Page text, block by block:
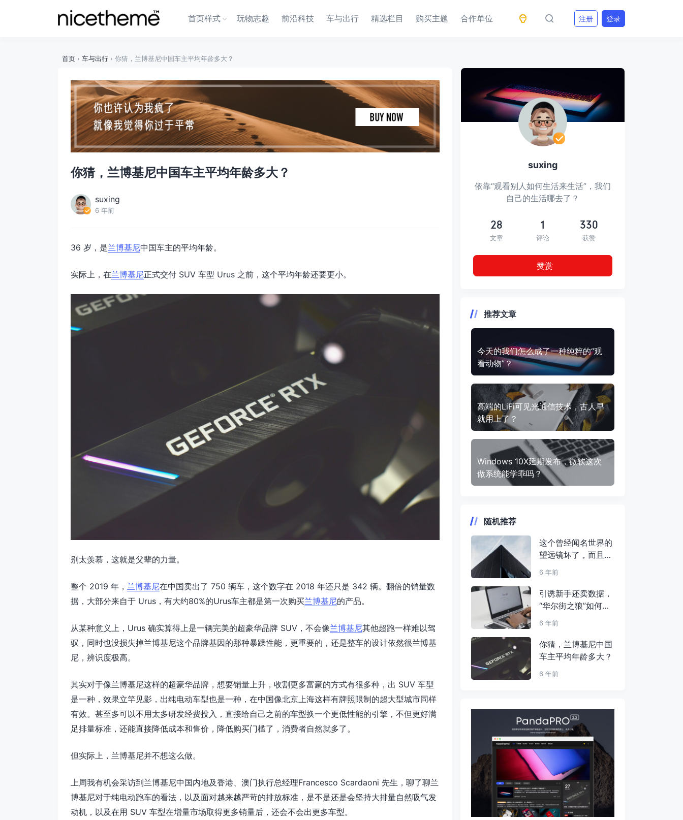
首页样式 玩物志趣 前沿科技 车与出行 精选栏目 购买主题 合作单位 注册 登录
首页 › 车与出行 › 你猜，兰博基尼中国车主平均年龄多大？
你猜，兰博基尼中国车主平均年龄多大？
suxing
6 年前
36 岁，是兰博基尼中国车主的平均年龄。
实际上，在兰博基尼正式交付 SUV 车型 Urus 之前，这个平均年龄还要更小。
别太羡慕，这就是父辈的力量。
整个 2019 年， 兰博基尼在中国卖出了 750 辆车，这个数字在 2018 年还只是 342 辆。翻倍的销量数
据，大部分来自于 Urus，有大约80%的Urus车主都是第一次购买兰博基尼的产品。
从某种意义上，Urus 确实算得上是一辆完美的超豪华品牌 SUV，不会像兰博基尼其他超跑一样难以驾
驭，同时也没损失掉兰博基尼这个品牌基因的那种暴躁性能，更重要的，还是整车的设计依然很兰博基
尼，辨识度极高。
其实对于像兰博基尼这样的超豪华品牌，想要销量上升，收割更多富豪的方式有很多种，出 SUV 车型
是一种，效果立竿见影，出纯电动车型也是一种，在中国像北京上海这样有牌照限制的超大型城市同样
有效。甚至多可以不用太多研发经费投入，直接给自己之前的车型换一个更低性能的引擎，不但更好满
足排量标准，还能直接降低成本和售价，降低购买门槛了，消费者自然就多了。
但实际上，兰博基尼并不想这么做。
上周我有机会采访到兰博基尼中国内地及香港、澳门执行总经理Francesco Scardaoni 先生，聊了聊兰
博基尼对于纯电动跑车的看法，以及面对越来越严苛的排放标准，是不是还是会坚持大排量自然吸气发
动机，以及在用 SUV 车型在增量市场取得更多销量后，还会不会出更多车型。
suxing
依靠“观看别人如何生活来生活”，我们
自己的生活哪去了？
28
文章
1
评论
330
获赞
赞赏
推荐文章
今天的我们怎么成了一种纯粹的“观
看动物”？
高端的LiFi可见光通信技术，古人早
就用上了？
Windows 10X延期发布，微软这次
做系统能学乖吗？
随机推荐
这个曾经闻名世界的
望远镜坏了，而且坏
得很严重
6 年前
引诱新手还卖数据，
“华尔街之狼”如何收
割美国散户
6 年前
你猜，兰博基尼中国
车主平均年龄多大？
6 年前